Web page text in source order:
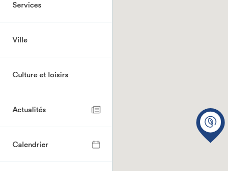
Services
Ville
Culture et loisirs
Actualités
Calendrier